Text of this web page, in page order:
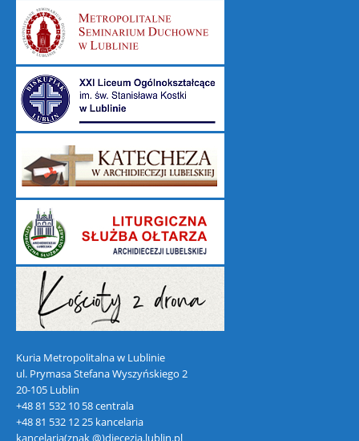
Kuria Metropolitalna w Lublinie
ul. Prymasa Stefana Wyszyńskiego 2
20-105 Lublin
+48 81 532 10 58 centrala
+48 81 532 12 25 kancelaria
kancelaria(znak @)diecezja.lublin.pl